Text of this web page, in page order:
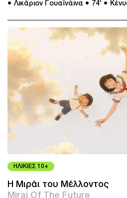
● Λικάριον Γουαϊνάινα ● 74' ●
ΗΛΙΚΙΕΣ 10+
Η Μιράι του Μέλλοντος
Mirai Of The Future